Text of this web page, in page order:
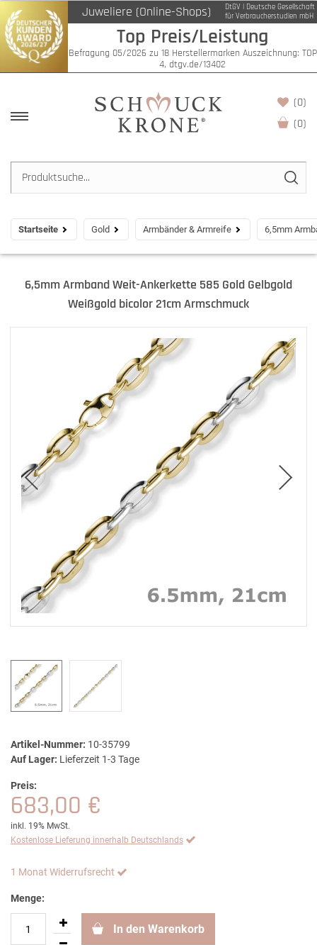
Juweliere (Online-Shops)
DtGV | Deutsche Gesellschaft
für Verbraucherstudien mbH
Top Preis/Leistung
Befragung 05/2026 zu 18 Herstellermarken Auszeichnung: TOP
4, dtgv.de/13402
(0)
(0)
Startseite Gold Armbänder & Armreife 6,5mm
6,5mm Armband Weit-Ankerkette 585 Gold Gelbgold
Weißgold bicolor 21cm Armschmuck
Artikel-Nummer: 10-35799
Auf Lager: Lieferzeit 1-3 Tage
Preis:
683,00 €
inkl. 19% MwSt.
Kostenlose Lieferung innerhalb Deutschlands
1 Monat Widerrufsrecht
Menge:
In den Warenkorb